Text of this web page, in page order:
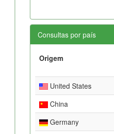
Consultas por país
Origem
United States
China
Germany